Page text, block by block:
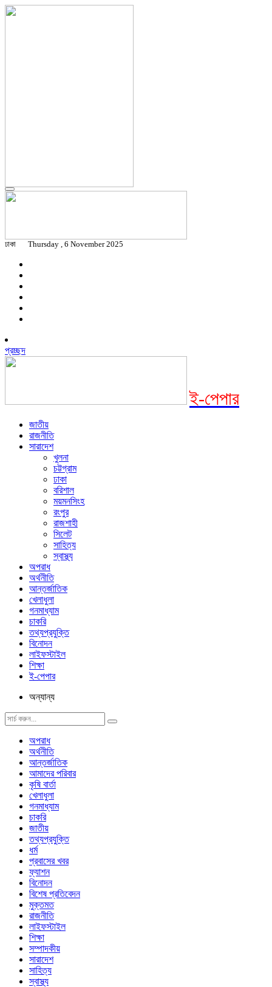
ঢাকা Thursday , 6 November 2025
প্রচ্ছদ
ই-পেপার
জাতীয়
রাজনীতি
সারাদেশ
খুলনা
চট্টগ্রাম
ঢাকা
বরিশাল
ময়মনসিংহ
রংপুর
রাজশাহী
সিলেট
সাহিত্য
স্বাস্থ্য
অপরাধ
অর্থনীতি
আন্তর্জাতিক
খেলাধুলা
গনমাধ্যাম
চাকরি
তথ্যপ্রযুক্তি
বিনোদন
লাইফস্টাইল
শিক্ষা
ই-পেপার
অন্যান্য
অপরাধ
অর্থনীতি
আন্তর্জাতিক
আমাদের পরিবার
কৃষি বার্তা
খেলাধুলা
গনমাধ্যাম
চাকরি
জাতীয়
তথ্যপ্রযুক্তি
ধর্ম
প্রবাসের খবর
ফ্যাশন
বিনোদন
বিশেষ প্রতিবেদন
মুক্তমত
রাজনীতি
লাইফস্টাইল
শিক্ষা
সম্পাদকীয়
সারাদেশ
সাহিত্য
স্বাস্থ্য